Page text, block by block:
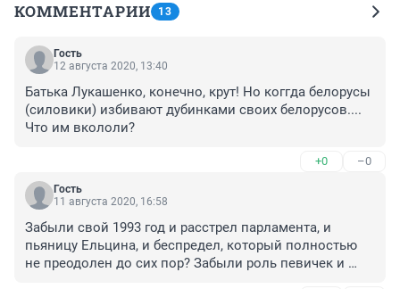
КОММЕНТАРИИ 13
Гость
12 августа 2020, 13:40
Батька Лукашенко, конечно, крут! Но коггда белорусы
(силовики) избивают дубинками своих белорусов....
Что им вкололи?
+0 –0
Гость
11 августа 2020, 16:58
Забыли свой 1993 год и расстрел парламента, и
пьяницу Ельцина, и беспредел, который полностью
не преодолен до сих пор? Забыли роль певичек и